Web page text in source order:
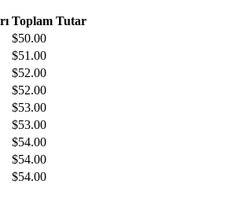
Toplam Tutar
$50.00
$51.00
$52.00
$52.00
$53.00
$53.00
$54.00
$54.00
$54.00